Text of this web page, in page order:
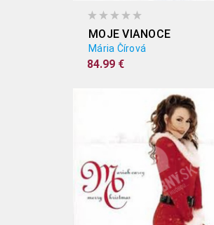
MOJE VIANOCE
Mária Čírová
84.99 €